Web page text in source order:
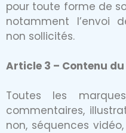
pour toute forme de
notamment l’envoi
non sollicités.
Article 3 – Contenu
Toutes les
commentaires,
non, séquences